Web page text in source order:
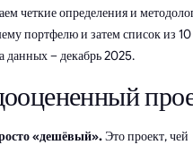
четкие определения и
портфелю и затем список из 10
данных – декабрь 2025.
«дешёвый».Это проект, чей